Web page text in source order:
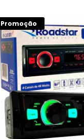
Promoção